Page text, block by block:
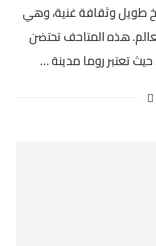
طويل وثقافة غنية، وهي
هذه المتاحف تحتضن
تعتبر روما مدينة …